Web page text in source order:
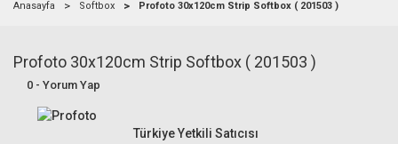
Canon R6 Mark IIIBundle Setler
Alışverişe
Anasayfa Softbox Profoto 30x120cm Strip Softbox ( 201503 )
Profoto 30x120cm Strip Softbox ( 201503 )
0 - Yorum Yap
Türkiye Yetkili Satıcısı